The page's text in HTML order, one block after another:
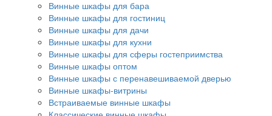
Винные шкафы для бара
Винные шкафы для гостиниц
Винные шкафы для дачи
Винные шкафы для кухни
Винные шкафы для сферы гостеприимства
Винные шкафы оптом
Винные шкафы с перенавешиваемой дверью
Винные шкафы-витрины
Встраиваемые винные шкафы